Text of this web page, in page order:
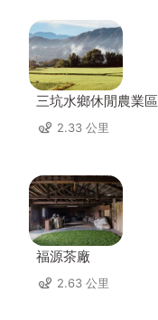
三坑水鄉休閒農業區
2.33 公里
福源茶廠
2.63 公里